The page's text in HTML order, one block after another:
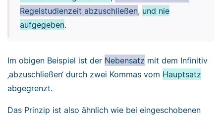
Regelstudienzeit abzuschließen, und nie
aufgegeben.
Im obigen Beispiel ist der Nebensatz mit dem Infinitiv
‚abzuschließen‘ durch zwei Kommas vom Hauptsatz
abgegrenzt.
Das Prinzip ist also ähnlich wie bei eingeschobenen